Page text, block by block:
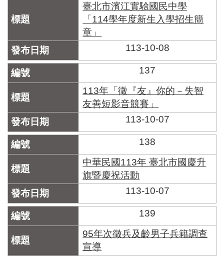
臺北市濱江實驗國民中學
「114學年度新生入學招生簡
章」
113-10-08
137
113年「徵『友』你的－失智
友善短影音競賽」
113-10-07
138
中華民國113年 臺北市國慶升
旗暨慶祝活動
113-10-07
139
95年次徵兵及齡男子兵籍調查
宣導